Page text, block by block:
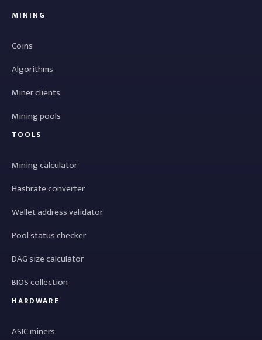
MINING
Coins
Algorithms
Miner clients
Mining pools
TOOLS
Mining calculator
Hashrate converter
Wallet address validator
Pool status checker
DAG size calculator
BIOS collection
HARDWARE
ASIC miners